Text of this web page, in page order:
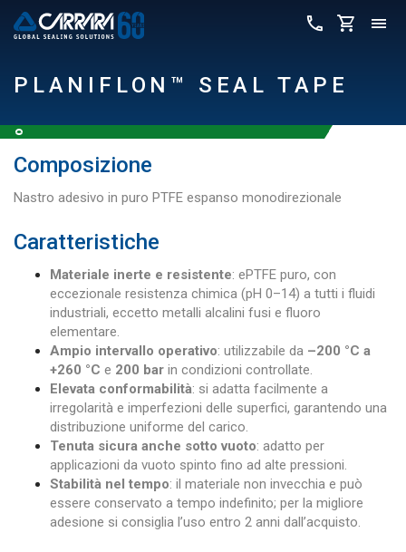
PLANIFLON™ SEAL TAPE
Composizione
Nastro adesivo in puro PTFE espanso monodirezionale
Caratteristiche
Materiale inerte e resistente: ePTFE puro, con
eccezionale resistenza chimica (pH 0–14) a tutti i fluidi
industriali, eccetto metalli alcalini fusi e fluoro
elementare.
Ampio intervallo operativo: utilizzabile da –200 °C a
+260 °C e 200 bar in condizioni controllate.
Elevata conformabilità: si adatta facilmente a
irregolarità e imperfezioni delle superfici, garantendo una
distribuzione uniforme del carico.
Tenuta sicura anche sotto vuoto: adatto per
applicazioni da vuoto spinto fino ad alte pressioni.
Stabilità nel tempo: il materiale non invecchia e può
essere conservato a tempo indefinito; per la migliore
adesione si consiglia l’uso entro 2 anni dall’acquisto.